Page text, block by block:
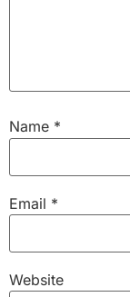
Name *
Email *
Website